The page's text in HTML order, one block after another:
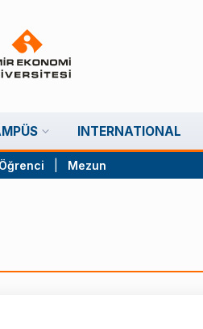
INTERNATIONAL
Öğrenci Mezun